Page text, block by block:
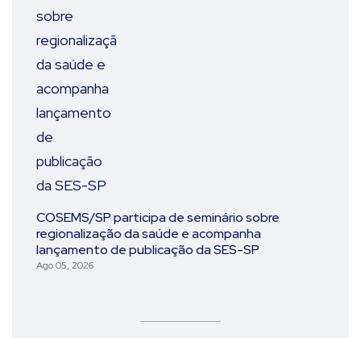
COSEMS/SP participa de seminário sobre
regionalização da saúde e acompanha
lançamento de publicação da SES-SP
Ago 05, 2026